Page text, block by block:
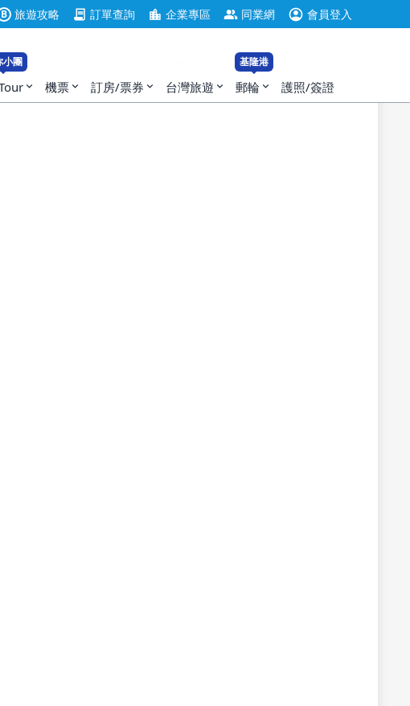
B 旅遊攻略 contract 訂單查詢 location_city 企業專區 group 同業網 account_circle 會員登入
小團
expand_more 機票 expand_more 訂房/票券 expand_more 台灣旅遊 expand_more
基隆港
郵輪 expand_more 護照/簽證
無符合房型，請選擇其他入住日。